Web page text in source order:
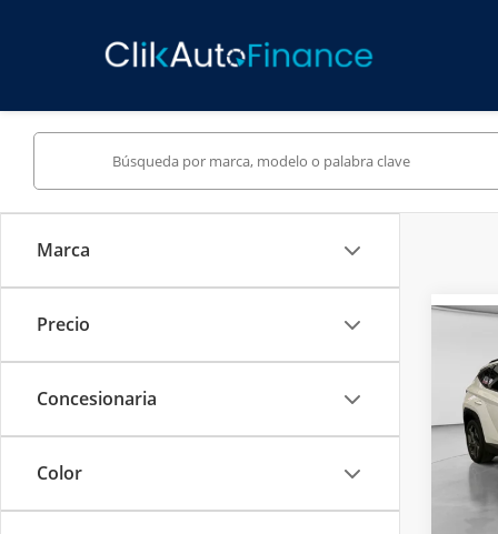
Marca
Precio
Concesionaria
Color
2022
VIN: